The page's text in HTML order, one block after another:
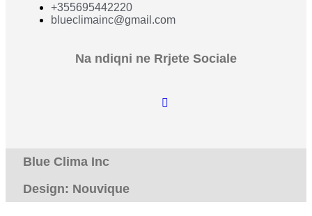
+355695442220
blueclimainc@gmail.com
Na ndiqni ne Rrjete Sociale
Blue Clima Inc
Design: Nouvique